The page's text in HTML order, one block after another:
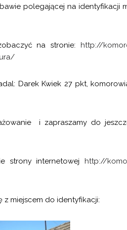
polegającej na identyfikacji
na stronie: http://
Darek Kwiek 27 pkt,
i zapraszamy do
strony internetowej http://
z miejscem do identyfikacji: